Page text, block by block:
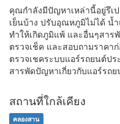
คุณกำลังมีปัญหาเหล่านี้อยู่รึเ
เย็นบ้าง ปรับอุณหภูมิไม่ได้ น้
ทำให้เกิดภูมิแพ้ และอื่นๆสา
ตรวจเช็ค และสอบถามราคา
ตรวจเชคระบบแอร์รถยนต์ป
สารพัดปัญหาเกี่ยวกับแอร์รถ
สถานที่ใกล้เคียง
คลองสาน